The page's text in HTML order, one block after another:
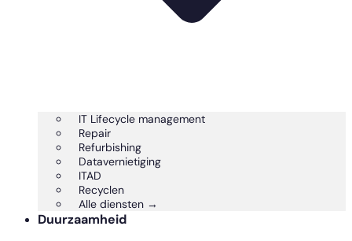
IT Lifecycle management
Repair
Refurbishing
Datavernietiging
ITAD
Recyclen
Alle diensten →
Duurzaamheid